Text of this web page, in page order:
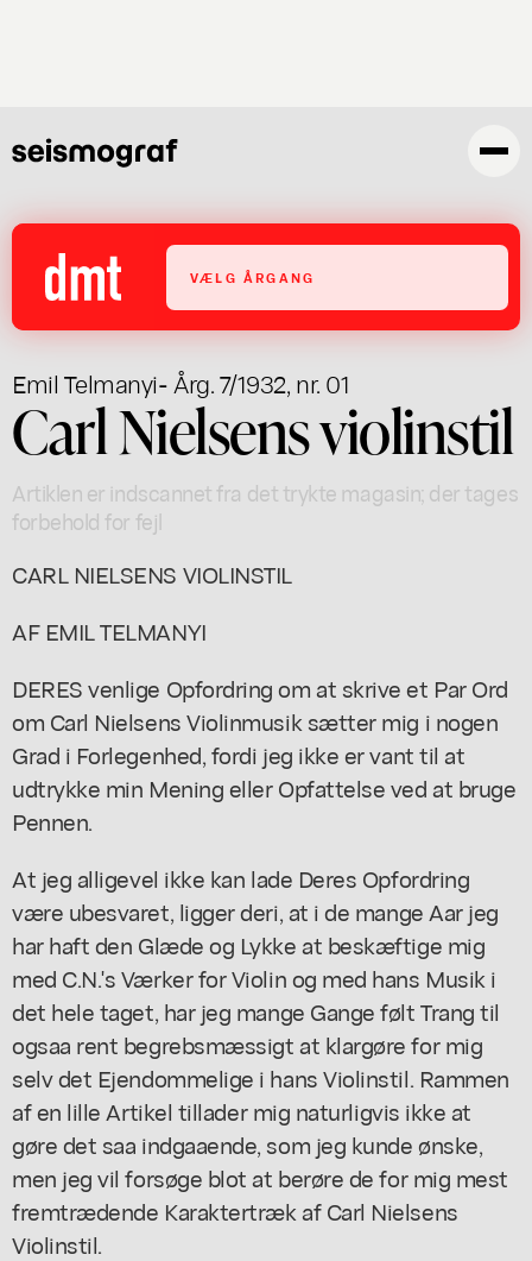
VÆLG ÅRGANG
Emil Telmanyi- Årg. 7/1932, nr. 01
Carl Nielsens violinstil
Artiklen er indscannet fra det trykte magasin; der tages
forbehold for fejl
CARL NIELSENS VIOLINSTIL
AF EMIL TELMANYI
DERES venlige Opfordring om at skrive et Par Ord
om Carl Nielsens Violinmusik sætter mig i nogen
Grad i Forlegenhed, fordi jeg ikke er vant til at
udtrykke min Mening eller Opfattelse ved at bruge
Pennen.
At jeg alligevel ikke kan lade Deres Opfordring
være ubesvaret, ligger deri, at i de mange Aar jeg
har haft den Glæde og Lykke at beskæftige mig
med C.N.'s Værker for Violin og med hans Musik i
det hele taget, har jeg mange Gange følt Trang til
ogsaa rent begrebsmæssigt at klargøre for mig
selv det Ejendommelige i hans Violinstil. Rammen
af en lille Artikel tillader mig naturligvis ikke at
gøre det saa indgaaende, som jeg kunde ønske,
men jeg vil forsøge blot at berøre de for mig mest
fremtrædende Karaktertræk af Carl Nielsens
Violinstil.